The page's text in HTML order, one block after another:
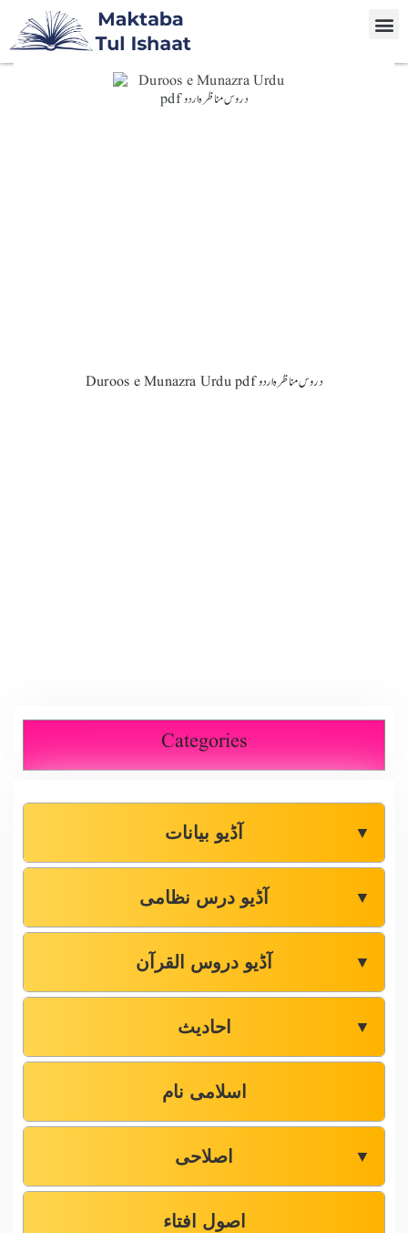
Duroos e Munazra Urdu pdf دروس مناظرہ اردو
Categories
آڈیو بیانات ▼
آڈیو درس نظامی ▼
آڈیو دروس القرآن ▼
احادیث ▼
اسلامی نام
اصلاحی ▼
اصول افتاء